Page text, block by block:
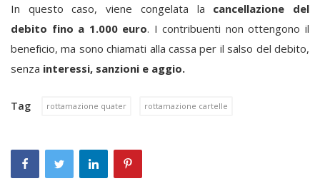
In questo caso, viene congelata la cancellazione del
debito fino a 1.000 euro. I contribuenti non ottengono il
beneficio, ma sono chiamati alla cassa per il salso del debito,
senza interessi, sanzioni e aggio.
Tag rottamazione quater rottamazione cartelle